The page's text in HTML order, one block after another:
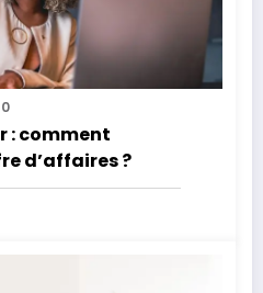
0
: comment
d’affaires ?